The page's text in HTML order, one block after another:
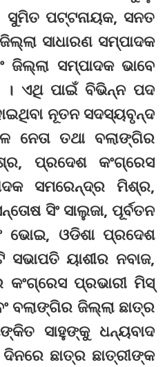
ପଟ୍ଟନାୟକ, ସନତ
ସାଧାରଣ ସମ୍ପାଦକ
ଜିଲ୍ଲା ସମ୍ପାଦକ ଭାବେ
ଏଥି ପାଇଁ ବିଭିନ୍ନ ପଦ
ନୂତନ ସଦସ୍ୟବୃନ୍ଦ
ନେତା ତଥା ବଲାଙ୍ଗିର
ପ୍ରଦେଶ କଂଗ୍ରେସ
ସମରେନ୍ଦ୍ର ମିଶ୍ର,
ସିଂ ସାଲୁଜା, ପୂର୍ବତନ
ଭୋଇ, ଓଡିଶା ପ୍ରଦେଶ
ୟାଶୀର ନବାଜ,
କଂଗ୍ରେସ ପ୍ରଭାରୀ ମିସ୍‌
ବଲାଙ୍ଗିର ଜିଲ୍ଲା ଛାତ୍ର
ସାହୁଙ୍କୁ ଧନ୍ୟବାଦ
ଛାତ୍ର ଛାତ୍ରୀଙ୍କ